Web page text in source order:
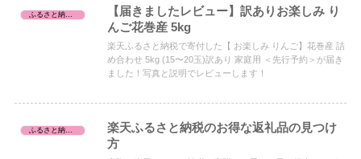
【届きましたレビュー】訳ありお楽しみ り
んご花巻産 5kg
楽天ふるさと納税で寄付した【 お楽しみ りんご】花巻産 詰
め合わせ 5kg (15〜20玉)訳あり 家庭用 ＜先行予約＞が届き
ました！写真と説明でレビューします！
ふるさと納税の始め方
楽天ふるさと納税のお得な返礼品の見つけ
方